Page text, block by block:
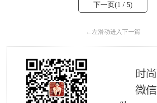
下一页(1 / 5)
←左滑动进入下一篇